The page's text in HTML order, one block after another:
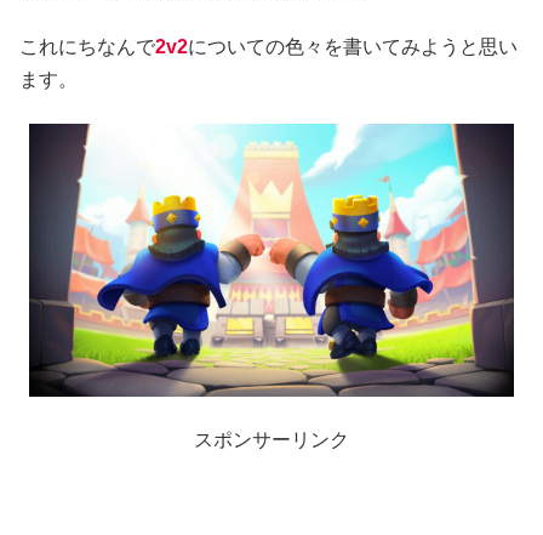
これにちなんで2v2についての色々を書いてみようと思い
ます。
スポンサーリンク